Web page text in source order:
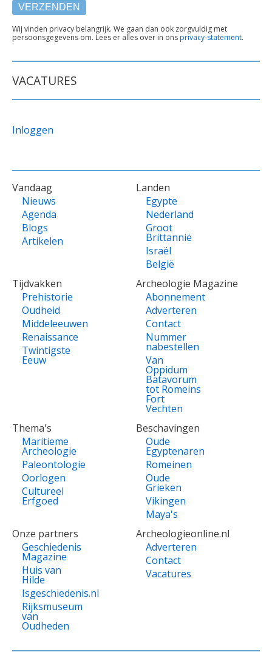
TEKST
ONDER
Wij vinden privacy belangrijk. We gaan dan ook zorgvuldig met
persoonsgegevens om. Lees er alles over in onsprivacy-statement.
VACATURES
Inloggen
VOET
Vandaag
Nieuws
Agenda
Blogs
Artikelen
Landen
Egypte
Nederland
Groot
Brittannië
Israël
België
Tijdvakken
Prehistorie
Oudheid
Middeleeuwen
Renaissance
Twintigste
Eeuw
Archeologie Magazine
Abonnement
Adverteren
Contact
Nummer
nabestellen
Van
Oppidum
Batavorum
tot Romeins
Fort
Vechten
Thema's
Maritieme
Archeologie
Paleontologie
Oorlogen
Cultureel
Erfgoed
Beschavingen
Oude
Egyptenaren
Romeinen
Oude
Grieken
Vikingen
Maya's
Onze partners
Geschiedenis
Magazine
Huis van
Hilde
Isgeschiedenis.nl
Rijksmuseum
van
Oudheden
Archeologieonline.nl
Adverteren
Contact
Vacatures